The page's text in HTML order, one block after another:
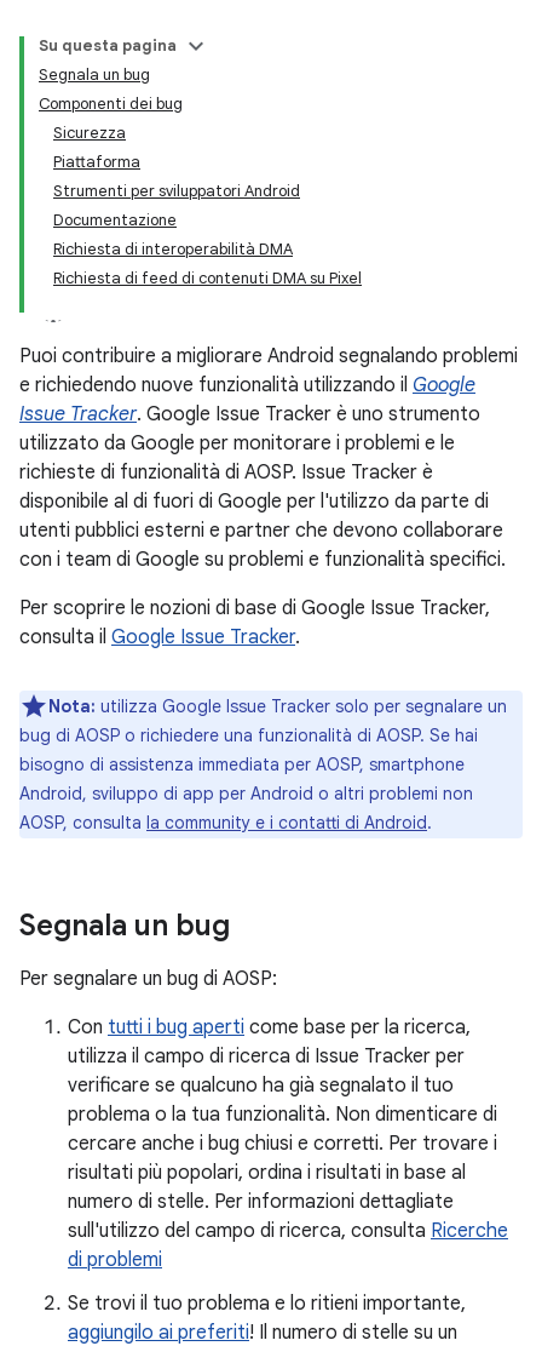
Su questa pagina
Segnala un bug
Componenti dei bug
Sicurezza
Piattaforma
Strumenti per sviluppatori Android
Documentazione
Richiesta di interoperabilità DMA
Richiesta di feed di contenuti DMA su Pixel
Puoi contribuire a migliorare Android segnalando problemi
e richiedendo nuove funzionalità utilizzando il Google
Issue Tracker. Google Issue Tracker è uno strumento
utilizzato da Google per monitorare i problemi e le
richieste di funzionalità di AOSP. Issue Tracker è
disponibile al di fuori di Google per l'utilizzo da parte di
utenti pubblici esterni e partner che devono collaborare
con i team di Google su problemi e funzionalità specifici.
Per scoprire le nozioni di base di Google Issue Tracker,
consulta il Google Issue Tracker.
Nota: utilizza Google Issue Tracker solo per segnalare un
bug di AOSP o richiedere una funzionalità di AOSP. Se hai
bisogno di assistenza immediata per AOSP, smartphone
Android, sviluppo di app per Android o altri problemi non
AOSP, consulta la community e i contatti di Android.
Segnala un bug
Per segnalare un bug di AOSP:
Con tutti i bug aperti come base per la ricerca,
utilizza il campo di ricerca di Issue Tracker per
verificare se qualcuno ha già segnalato il tuo
problema o la tua funzionalità. Non dimenticare di
cercare anche i bug chiusi e corretti. Per trovare i
risultati più popolari, ordina i risultati in base al
numero di stelle. Per informazioni dettagliate
sull'utilizzo del campo di ricerca, consulta Ricerche
di problemi
Se trovi il tuo problema e lo ritieni importante,
aggiungilo ai preferiti! Il numero di stelle su un